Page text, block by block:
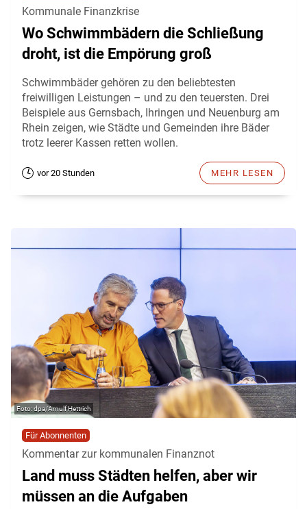
Kommunale Finanzkrise
Wo Schwimmbädern die Schließung
droht, ist die Empörung groß
Schwimmbäder gehören zu den beliebtesten
freiwilligen Leistungen – und zu den teuersten. Drei
Beispiele aus Gernsbach, Ihringen und Neuenburg am
Rhein zeigen, wie Städte und Gemeinden ihre Bäder
trotz leerer Kassen retten wollen.
vor 20 Stunden MEHR LESEN
dpa/Arnulf Hettrich
Für Abonnenten
Kommentar zur kommunalen Finanznot
Land muss Städten helfen, aber wir
müssen an die Aufgaben